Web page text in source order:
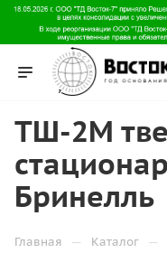
ТШ-2М
Бринелль
Главная — Каталог —